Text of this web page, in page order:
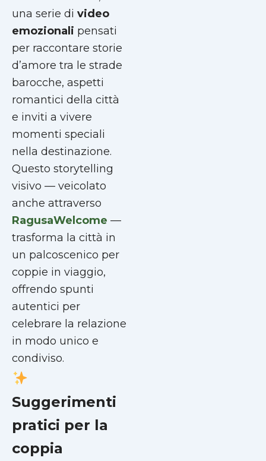
una serie di video
emozionali pensati
per raccontare storie
d’amore tra le strade
barocche, aspetti
romantici della città
e inviti a vivere
momenti speciali
nella destinazione.
Questo storytelling
visivo — veicolato
anche attraverso
RagusaWelcome —
trasforma la città in
un palcoscenico per
coppie in viaggio,
offrendo spunti
autentici per
celebrare la relazione
in modo unico e
condiviso.
Suggerimenti
pratici per la
coppia